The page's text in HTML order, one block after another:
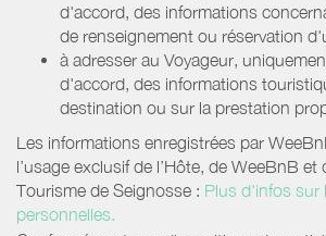
d'accord, des informations
de renseignement ou réservation
à adresser au Voyageur,
d'accord, des informations
destination ou sur la prestation
Les informations enregistrées par
l’usage exclusif de l’Hôte, de WeeBnB et
Tourisme de Seignosse : Plus d'infos sur
personnelles.